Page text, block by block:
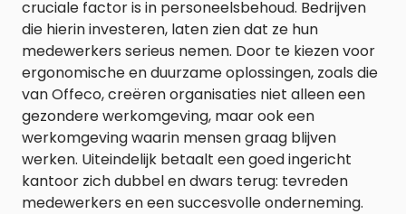
cruciale factor is in personeelsbehoud. Bedrijven
die hierin investeren, laten zien dat ze hun
medewerkers serieus nemen. Door te kiezen voor
ergonomische en duurzame oplossingen, zoals die
van Offeco, creëren organisaties niet alleen een
gezondere werkomgeving, maar ook een
werkomgeving waarin mensen graag blijven
werken. Uiteindelijk betaalt een goed ingericht
kantoor zich dubbel en dwars terug: tevreden
medewerkers en een succesvolle onderneming.